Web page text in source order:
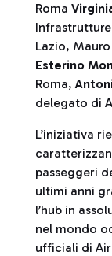
Roma
Lazio,
Esterino
Roma,
delegato di
L’iniziativa
passeggeri
ultimi anni
l’hub in
nel mondo
ufficiali di